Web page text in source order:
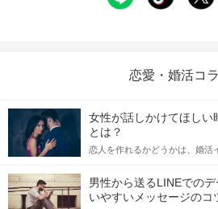
恋愛・婚活コ
女性が話しかけてほしい
とは？
恋人を作れるかどうかは、婚活
てアプローチできるかにも左右
格的に始めようとしている方は
をしっかりと理解し、正しい行
男性から送るLINEでの
いやすいメッセージのコ